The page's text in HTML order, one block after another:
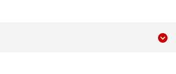
お役立ちコラム：HOMEセ